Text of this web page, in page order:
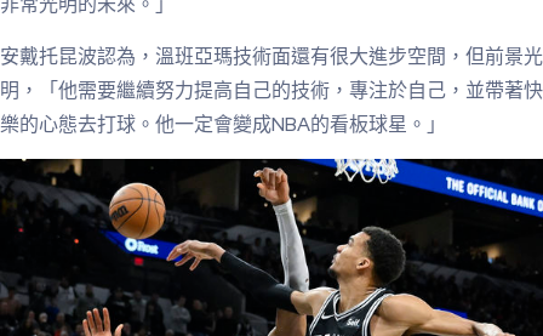
安戴托昆波認為，溫班亞瑪技術面還有很大進步空間，但前景光
明，「他需要繼續努力提高自己的技術，專注於自己，並帶著快
樂的心態去打球。他一定會變成NBA的看板球星。」